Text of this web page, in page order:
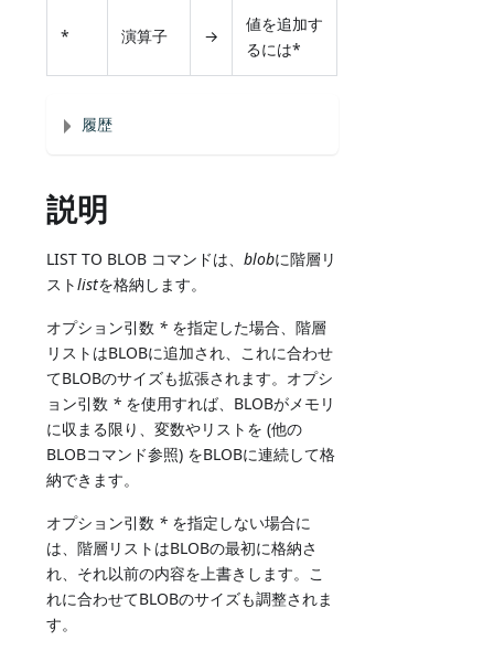
* 演算子 →
値を追加す
るには*
履歴
説明
LIST TO BLOB コマンドは、blobに階層リ
ストlistを格納します。
オプション引数 * を指定した場合、階層
リストはBLOBに追加され、これに合わせ
てBLOBのサイズも拡張されます。オプシ
ョン引数 * を使用すれば、BLOBがメモリ
に収まる限り、変数やリストを (他の
BLOBコマンド参照) をBLOBに連続して格
納できます。
オプション引数 * を指定しない場合に
は、階層リストはBLOBの最初に格納さ
れ、それ以前の内容を上書きします。こ
れに合わせてBLOBのサイズも調整されま
す。